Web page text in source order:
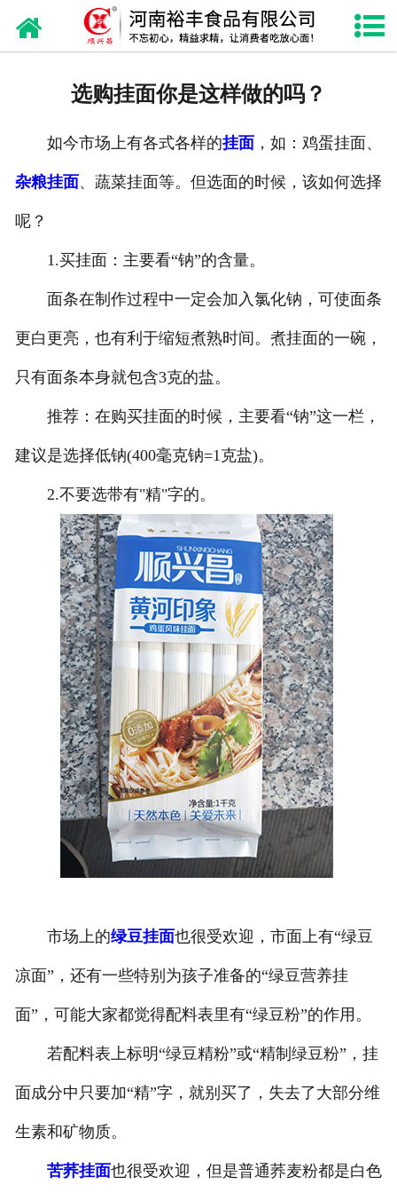
网站首页
选购挂面你是这样做的吗？
如今市场上有各式各样的挂面 ，如：鸡蛋挂面、
杂粮挂面、蔬菜挂面等。但选面的时候，该如何选择
呢？
1.买挂面：主要看“钠”的含量。
面条在制作过程中一定会加入氯化钠，可使面条
更白更亮，也有利于缩短煮熟时间。煮挂面的一碗，
只有面条本身就包含3克的盐。
推荐：在购买挂面的时候，主要看“钠”这一栏，
建议是选择低钠(400毫克钠=1克盐)。
2.不要选带有"精"字的。
市场上的绿豆挂面也很受欢迎，市面上有“绿豆
凉面”，还有一些特别为孩子准备的“绿豆营养挂
面”，可能大家都觉得配料表里有“绿豆粉”的作用。
若配料表上标明“绿豆精粉”或“精制绿豆粉”，挂
面成分中只要加“精”字，就别买了，失去了大部分维
生素和矿物质。
苦荞挂面也很受欢迎，但是普通荞麦粉都是白色